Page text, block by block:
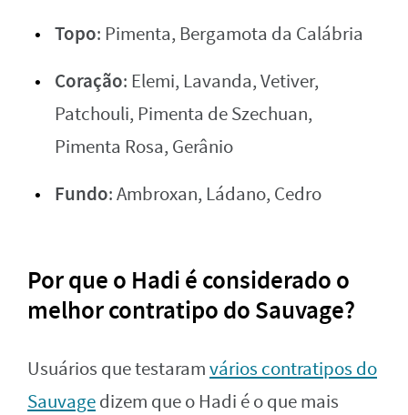
Topo: Pimenta, Bergamota da Calábria
Coração: Elemi, Lavanda, Vetiver,
Patchouli, Pimenta de Szechuan,
Pimenta Rosa, Gerânio
Fundo: Ambroxan, Ládano, Cedro
Por que o Hadi é considerado o
melhor contratipo do Sauvage?
Usuários que testaramvários contratipos do
Sauvagedizem que o Hadi é o que mais